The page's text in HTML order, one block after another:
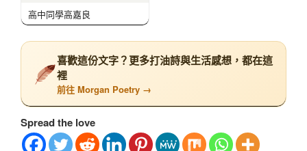
高中同學高嘉良
喜歡這份文字？更多打油詩與生活感想，都在這
裡
前往 Morgan Poetry →
Spread the love